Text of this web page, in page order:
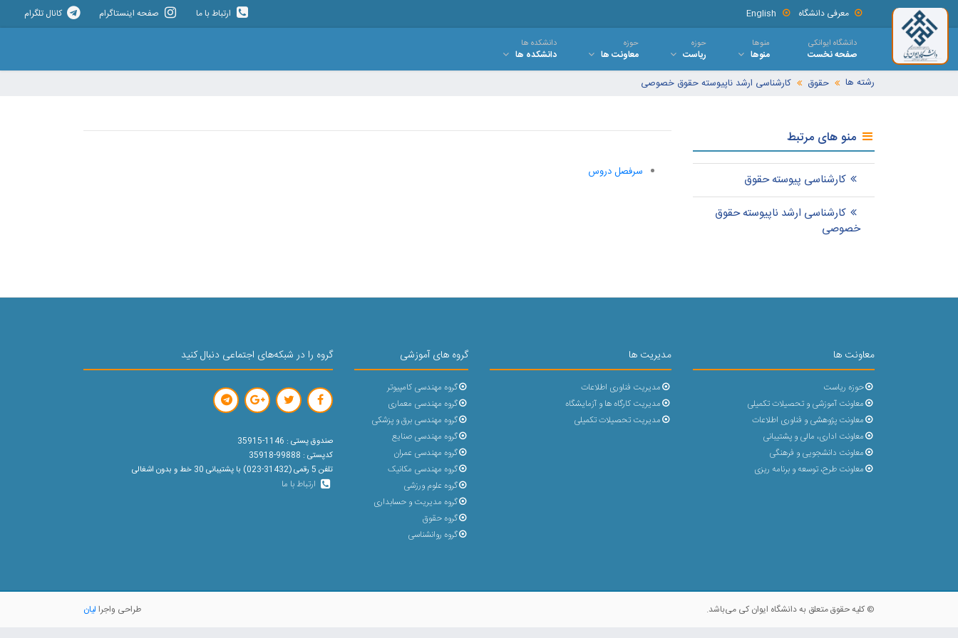
کانال تلگرام صفحه اینستاگرام ارتباط با ما معرفی دانشگاه English
دانشگاه ایوانکی
صفحه نخست
منوها
منوها
حوزه
ریاست
حوزه
معاونت ها
دانشکده ها
دانشکده ها
رشته ها حقوق کارشناسی ارشد ناپیوسته حقوق خصوصی
منو های مرتبط
کارشناسی پیوسته حقوق
کارشناسی ارشد ناپیوسته حقوق
خصوصی
سرفصل دروس
معاونت ها
حوزه ریاست
معاونت آموزشی و تحصیلات تکمیلی
معاونت پژوهشی و فناوری اطلاعات
معاونت اداری، مالی و پشتیبانی
معاونت دانشجویی و فرهنگی
معاونت طرح، توسعه و برنامه ریزی
مدیریت ها
مدیریت فناوری اطلاعات
مدیریت کارگاه ها و آزمایشگاه
مدیریت تحصیلات تکمیلی
گروه های آموزشی
گروه مهندسی کامپیوتر
گروه مهندسی معماری
گروه مهندسی برق و پزشکی
گروه مهندسی صنایع
گروه مهندسی عمران
گروه مهندسی مکانیک
گروه علوم ورزشی
گروه مدیریت و حسابداری
گروه حقوق
گروه روانشناسی
گروه را در شبکه‌های اجتماعی دنبال کنید
صندوق پستی : 1146-35915
کدپستی : 99888-35918
تلفن 5 رقمی (31432-023) با پشتیبانی 30 خط و بدون اشغالی
ارتباط با ما
© کلیه حقوق متعلق به دانشگاه ایوان کی می‌باشد. طراحی واجرا لیان